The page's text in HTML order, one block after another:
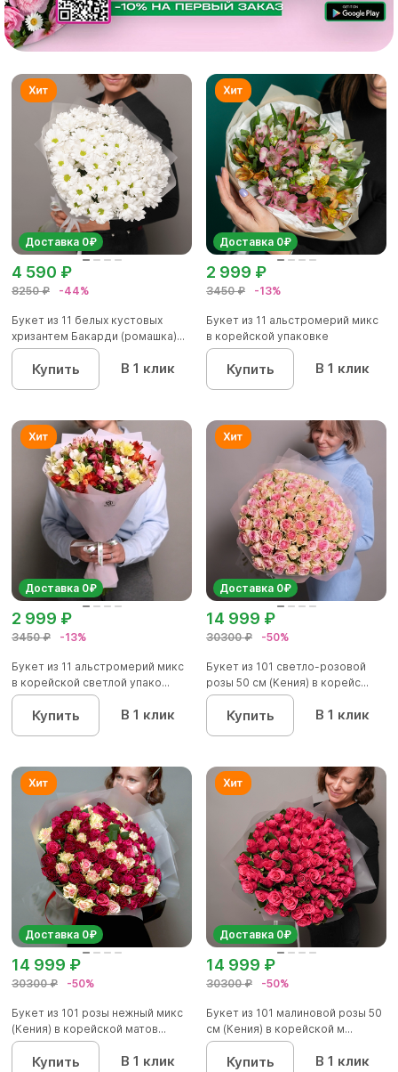
Доставка 0₽
8250 ₽ -44%
4 590 ₽
Букет из 11 белых кустовых
хризантем Бакарди (ромашка)...
Купить В 1 клик
Доставка 0₽
3450 ₽ -13%
2 999 ₽
Букет из 11 альстромерий микс
в корейской упаковке
Купить В 1 клик
Доставка 0₽
3450 ₽ -13%
2 999 ₽
Букет из 11 альстромерий микс
в корейской светлой упако...
Купить В 1 клик
Доставка 0₽
30300 ₽ -50%
14 999 ₽
Букет из 101 светло-розовой
розы 50 см (Кения) в корейс...
Купить В 1 клик
Доставка 0₽
30300 ₽ -50%
14 999 ₽
Букет из 101 розы нежный микс
(Кения) в корейской матов...
Купить В 1 клик
Доставка 0₽
30300 ₽ -50%
14 999 ₽
Букет из 101 малиновой розы 50
см (Кения) в корейской м...
Купить В 1 клик